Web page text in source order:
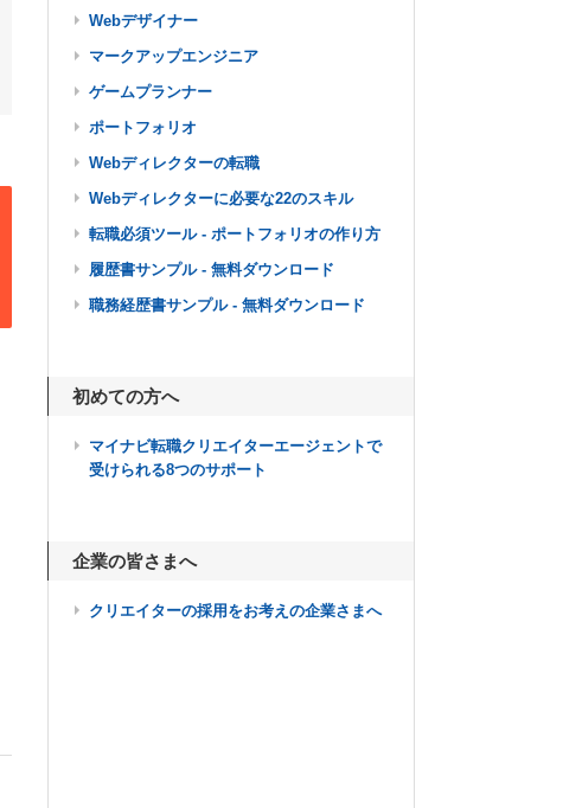
Webデザイナー
マークアップエンジニア
ゲームプランナー
ポートフォリオ
Webディレクターの転職
Webディレクターに必要な22のスキル
転職必須ツール - ポートフォリオの作り方
履歴書サンプル - 無料ダウンロード
職務経歴書サンプル - 無料ダウンロード
初めての方へ
マイナビ転職クリエイターエージェントで
受けられる8つのサポート
企業の皆さまへ
クリエイターの採用をお考えの企業さまへ